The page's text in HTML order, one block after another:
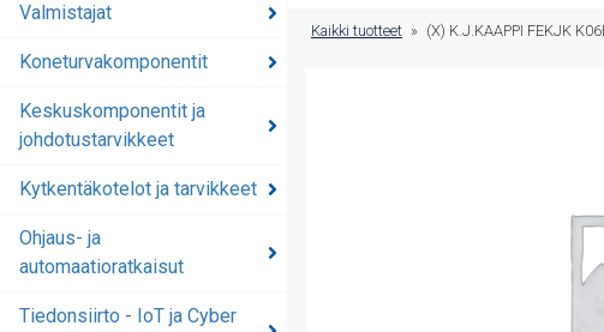
Valmistajat
Koneturvakomponentit
Keskuskomponentit ja
johdotustarvikkeet
Kytkentäkotelot ja tarvikkeet
Ohjaus- ja
automaatioratkaisut
Tiedonsiirto - IoT ja Cyber
Kaikki tuotteet » (X) K.J.KAAPPI FEKJK